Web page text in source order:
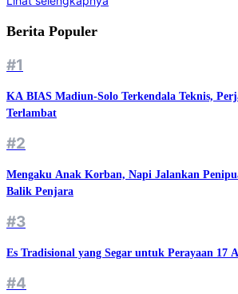
Berita Populer
#1
KA BIAS Madiun-Solo Terkendala Teknis,
Terlambat
#2
Mengaku Anak Korban, Napi Jalankan
Balik Penjara
#3
Es Tradisional yang Segar untuk Perayaan 17
#4